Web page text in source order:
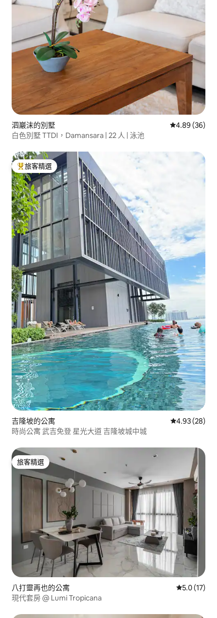
泗巖沫的別墅 從 36 則評價
4.89 (36)
白色別墅 TTDI，Damansara | 22 人 | 泳池
旅客精選榜首
旅客精選
吉隆坡的公寓 從 28 則評價
4.93 (28)
時尚公寓 武吉免登 星光大道 吉隆坡城中城
旅客精選
旅客精選
八打靈再也的公寓 從 17 則評
5.0 (17)
現代套房 @ Lumi Tropicana